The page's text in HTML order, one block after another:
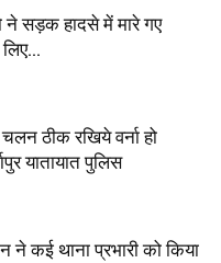
ने सड़क हादसे में मारे गए
ठीक रखिये वर्ना हो
यातायात पुलिस
ने कई थाना प्रभारी को किया